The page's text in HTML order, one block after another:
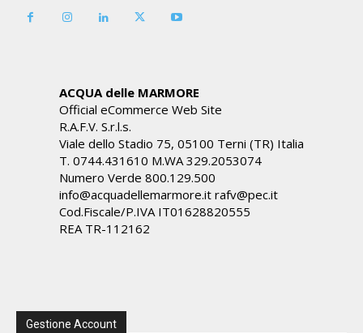
ACQUA delle MARMORE
Official eCommerce Web Site
R.A.F.V. S.r.l.s.
Viale dello Stadio 75, 05100 Terni (TR) Italia
T. 0744.431610 M.WA 329.2053074
Numero Verde 800.129.500
info@acquadellemarmore.it rafv@pec.it
Cod.Fiscale/P.IVA IT01628820555
REA TR-112162
Gestione Account